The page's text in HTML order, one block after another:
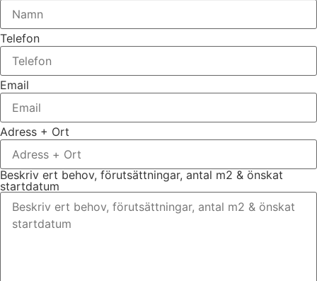
Telefon
Email
Adress + Ort
Beskriv ert behov, förutsättningar, antal m2 & önskat
startdatum